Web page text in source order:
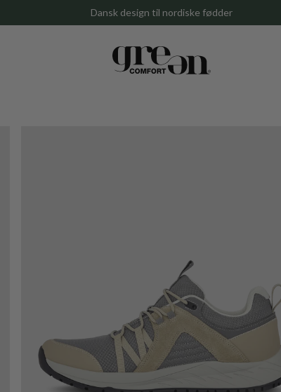
Gratis levering ved køb over 699 DKK